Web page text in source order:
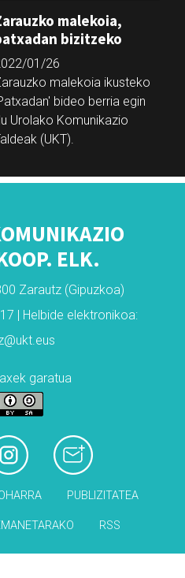
malekoia,
bizitzeko
01/26
malekoia ikusteko
bideo berria egin
Urolako Komunikazio
(UKT).
ELK.
Zarautz (Gipuzkoa)
| Helbide elektronikoa:
garatua
PUBLIZITATEA
RSS